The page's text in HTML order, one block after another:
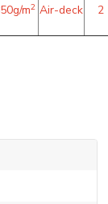
m2 Air-deck 2